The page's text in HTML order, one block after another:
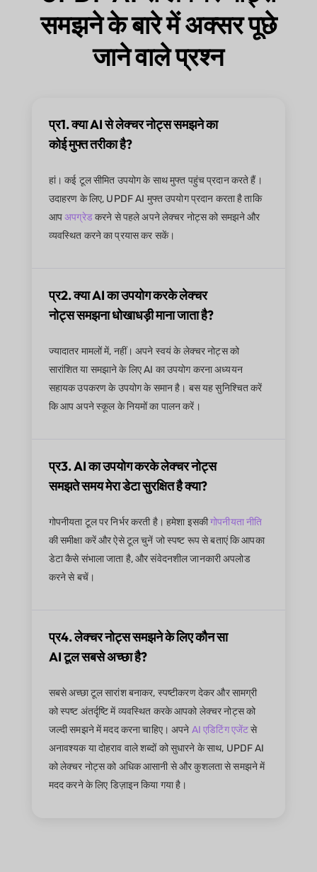
समझने के बारे में अक्सर पूछे
जाने वाले प्रश्न
प्र1. क्या AI से लेक्चर नोट्स समझने का
कोई मुफ्त तरीका है?
हां। कई टूल सीमित उपयोग के साथ मुफ्त पहुंच प्रदान करते हैं।
उदाहरण के लिए, UPDF AI मुफ्त उपयोग प्रदान करता है ताकि
आपअपग्रेडकरने से पहले अपने लेक्चर नोट्स को समझने और
व्यवस्थित करने का प्रयास कर सकें।
प्र2. क्या AI का उपयोग करके लेक्चर
नोट्स समझना धोखाधड़ी माना जाता है?
ज्यादातर मामलों में, नहीं। अपने स्वयं के लेक्चर नोट्स को
सारांशित या समझाने के लिए AI का उपयोग करना अध्ययन
सहायक उपकरण के उपयोग के समान है। बस यह सुनिश्चित करें
कि आप अपने स्कूल के नियमों का पालन करें।
प्र3. AI का उपयोग करके लेक्चर नोट्स
समझते समय मेरा डेटा सुरक्षित है क्या?
गोपनीयता टूल पर निर्भर करती है। हमेशा इसकीगोपनीयता नीति
की समीक्षा करें और ऐसे टूल चुनें जो स्पष्ट रूप से बताएं कि आपका
डेटा कैसे संभाला जाता है, और संवेदनशील जानकारी अपलोड
करने से बचें।
प्र4. लेक्चर नोट्स समझने के लिए कौन सा
AI टूल सबसे अच्छा है?
सबसे अच्छा टूल सारांश बनाकर, स्पष्टीकरण देकर और सामग्री
को स्पष्ट अंतर्दृष्टि में व्यवस्थित करके आपको लेक्चर नोट्स को
जल्दी समझने में मदद करना चाहिए। अपने AI एडिटिंग एजेंटसे
अनावश्यक या दोहराव वाले शब्दों को सुधारने के साथ, UPDF AI
को लेक्चर नोट्स को अधिक आसानी से और कुशलता से समझने में
मदद करने के लिए डिज़ाइन किया गया है।